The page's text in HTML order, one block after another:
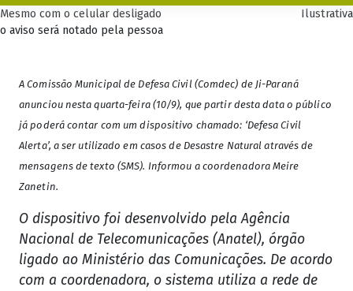
Mesmo com o celular desligado
o aviso será notado pela pessoa
Ilustrativa
A Comissão Municipal de Defesa Civil (Comdec) de Ji-Paraná
anunciou nesta quarta-feira (10/9), que partir desta data o público
já poderá contar com um dispositivo chamado: ‘Defesa Civil
Alerta’, a ser utilizado em casos de Desastre Natural através de
mensagens de texto (SMS). Informou a coordenadora Meire
Zanetin.
O dispositivo foi desenvolvido pela Agência
Nacional de Telecomunicações (Anatel), órgão
ligado ao Ministério das Comunicações. De acordo
com a coordenadora, o sistema utiliza a rede de